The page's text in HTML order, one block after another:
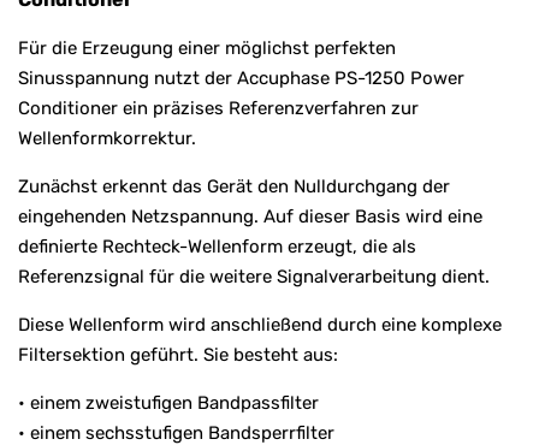
Für die Erzeugung einer möglichst perfekten
Sinusspannung nutzt der Accuphase PS-1250 Power
Conditioner ein präzises Referenzverfahren zur
Wellenformkorrektur.
Zunächst erkennt das Gerät den Nulldurchgang der
eingehenden Netzspannung. Auf dieser Basis wird eine
definierte Rechteck-Wellenform erzeugt, die als
Referenzsignal für die weitere Signalverarbeitung dient.
Diese Wellenform wird anschließend durch eine komplexe
Filtersektion geführt. Sie besteht aus:
• einem zweistufigen Bandpassfilter
• einem sechsstufigen Bandsperrfilter